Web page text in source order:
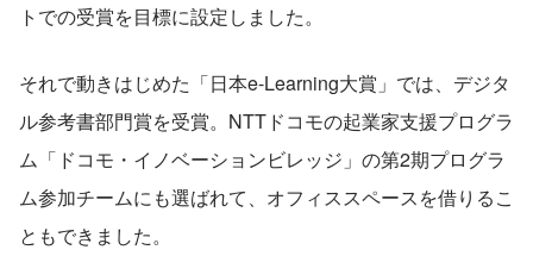
トでの受賞を目標に設定しました。
それで動きはじめた「日本e-Learning大賞」では、デジタ
ル参考書部門賞を受賞。NTTドコモの起業家支援プログラ
ム「ドコモ・イノベーションビレッジ」の第2期プログラ
ム参加チームにも選ばれて、オフィススペースを借りるこ
ともできました。